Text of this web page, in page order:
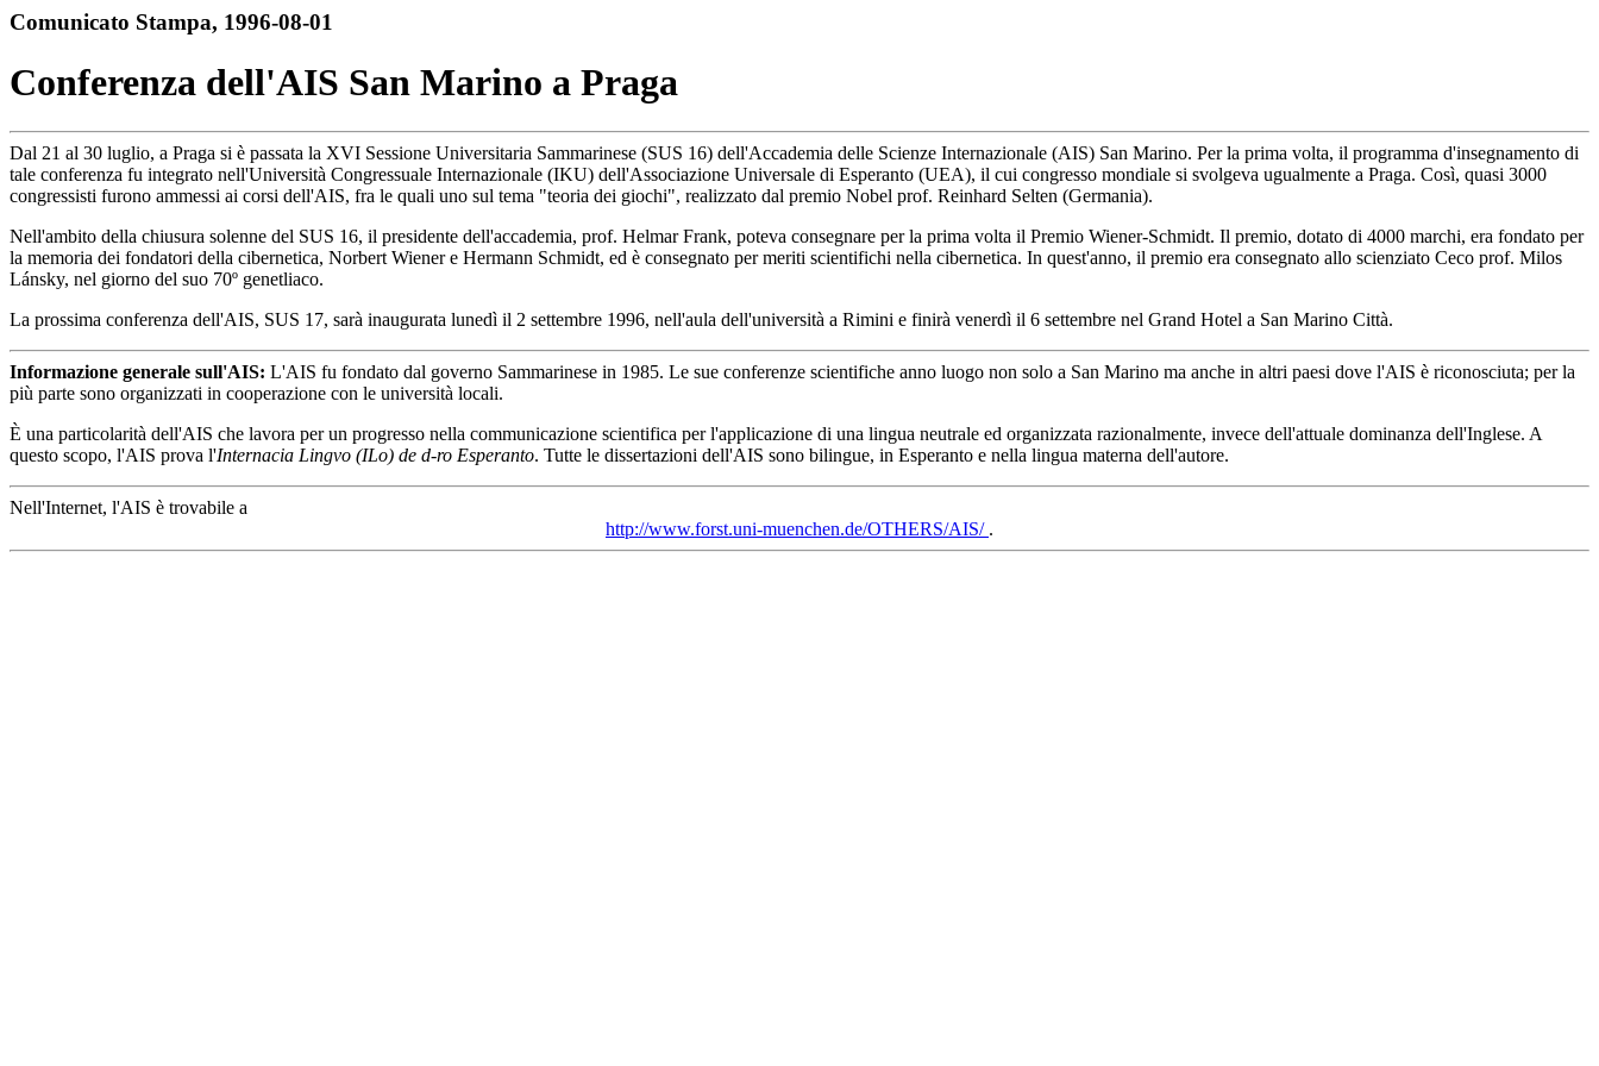
Comunicato Stampa, 1996-08-01
Conferenza dell'AIS San Marino a Praga
Dal 21 al 30 luglio, a Praga si è passata la XVI Sessione Universitaria Sammarinese (SUS 16) dell'Accademia delle Scienze Internazionale (AIS) San Marino. Per la prima volta, il programma d'insegnamento di
tale conferenza fu integrato nell'Università Congressuale Internazionale (IKU) dell'Associazione Universale di Esperanto (UEA), il cui congresso mondiale si svolgeva ugualmente a Praga. Così, quasi 3000
congressisti furono ammessi ai corsi dell'AIS, fra le quali uno sul tema "teoria dei giochi", realizzato dal premio Nobel prof. Reinhard Selten (Germania).
Nell'ambito della chiusura solenne del SUS 16, il presidente dell'accademia, prof. Helmar Frank, poteva consegnare per la prima volta il Premio Wiener-Schmidt. Il premio, dotato di 4000 marchi, era fondato per
la memoria dei fondatori della cibernetica, Norbert Wiener e Hermann Schmidt, ed è consegnato per meriti scientifichi nella cibernetica. In quest'anno, il premio era consegnato allo scienziato Ceco prof. Milos
Lánsky, nel giorno del suo 70º genetliaco.
La prossima conferenza dell'AIS, SUS 17, sarà inaugurata lunedì il 2 settembre 1996, nell'aula dell'università a Rimini e finirà venerdì il 6 settembre nel Grand Hotel a San Marino Città.
Informazione generale sull'AIS: L'AIS fu fondato dal governo Sammarinese in 1985. Le sue conferenze scientifiche anno luogo non solo a San Marino ma anche in altri paesi dove l'AIS è riconosciuta; per la
più parte sono organizzati in cooperazione con le università locali.
È una particolarità dell'AIS che lavora per un progresso nella communicazione scientifica per l'applicazione di una lingua neutrale ed organizzata razionalmente, invece dell'attuale dominanza dell'Inglese. A
questo scopo, l'AIS prova l'Internacia Lingvo (ILo) de d-ro Esperanto. Tutte le dissertazioni dell'AIS sono bilingue, in Esperanto e nella lingua materna dell'autore.
Nell'Internet, l'AIS è trovabile a
http://www.forst.uni-muenchen.de/OTHERS/AIS/ .